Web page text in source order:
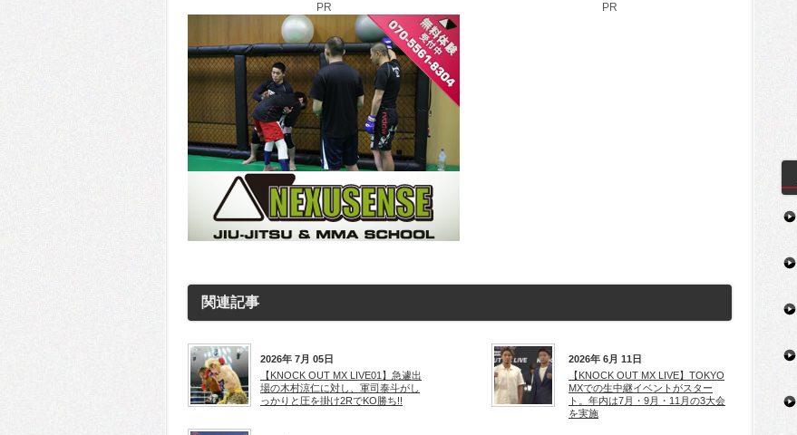
PR PR
関連記事
2026年 7月 05日
【KNOCK OUT MX LIVE01】急遽出
場の木村涼仁に対し、軍司泰斗がし
っかりと圧を掛け2RでKO勝ち!!
2026年 6月 11日
【KNOCK OUT MX LIVE】TOKYO
MXでの生中継イベントがスター
ト。年内は7月・9月・11月の3大会
を実施